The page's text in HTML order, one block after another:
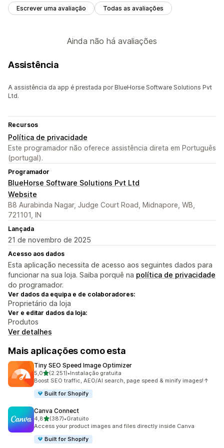
Escrever uma avaliação Todas as avaliações
Ainda não há avaliações
Assistência
A assistência da app é prestada por BlueHorse Software Solutions Pvt
Ltd.
Recursos
Política de privacidade
Este programador não oferece assistência direta em Português
(portugal).
Programador
BlueHorse Software Solutions Pvt Ltd
Website
B8 Aurabinda Nagar, Judge Court Road, Midnapore, WB,
721101, IN
Lançada
21 de novembro de 2025
Acesso aos dados
Esta aplicação necessita de acesso aos seguintes dados para
funcionar na sua loja. Saiba porquê na política de privacidade
do programador.
Ver dados da equipa e de colaboradores:
Proprietário da loja
Ver e editar dados da loja:
Produtos
Ver detalhes
Mais aplicações como esta
Tiny SEO Speed Image Optimizer
5,0de 5 estrelas
(2.251)
2251 total de avaliações
•Instalação gratuita
Boost SEO traffic, AEO/AI search, page speed & minify images!↑
Built for Shopify
Canva Connect
4,8de 5 estrelas
(387)
387 total de avaliações
•Gratuito
Access your product images and files directly inside Canva
Built for Shopify